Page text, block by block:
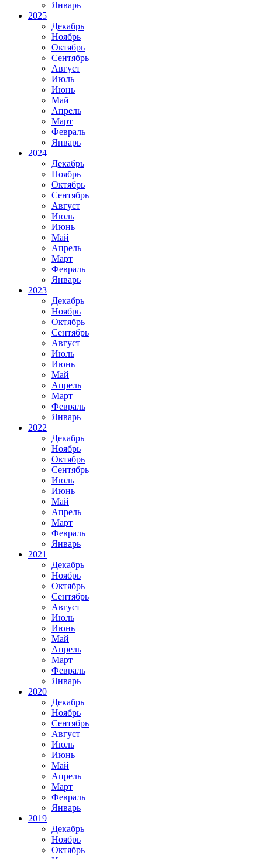
Январь
2025
Декабрь
Ноябрь
Октябрь
Сентябрь
Август
Июль
Июнь
Май
Апрель
Март
Февраль
Январь
2024
Декабрь
Ноябрь
Октябрь
Сентябрь
Август
Июль
Июнь
Май
Апрель
Март
Февраль
Январь
2023
Декабрь
Ноябрь
Октябрь
Сентябрь
Август
Июль
Июнь
Май
Апрель
Март
Февраль
Январь
2022
Декабрь
Ноябрь
Октябрь
Сентябрь
Июль
Июнь
Май
Апрель
Март
Февраль
Январь
2021
Декабрь
Ноябрь
Октябрь
Сентябрь
Август
Июль
Июнь
Май
Апрель
Март
Февраль
Январь
2020
Декабрь
Ноябрь
Сентябрь
Август
Июль
Июнь
Май
Апрель
Март
Февраль
Январь
2019
Декабрь
Ноябрь
Октябрь